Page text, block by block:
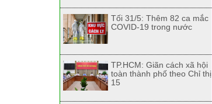
Tối 31/5: Thêm 82 ca mắc
COVID-19 trong nước
TP.HCM: Giãn cách xã hội
toàn thành phố theo Chỉ thị
15